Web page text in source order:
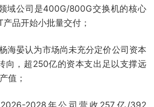
域公司是400G/800G交换机的核心
品开始小批量交付；
晏认为市场尚未充分定价公司资本
向，超250亿的资本支出足以支撑远
值；
2028年公司营收257亿/392